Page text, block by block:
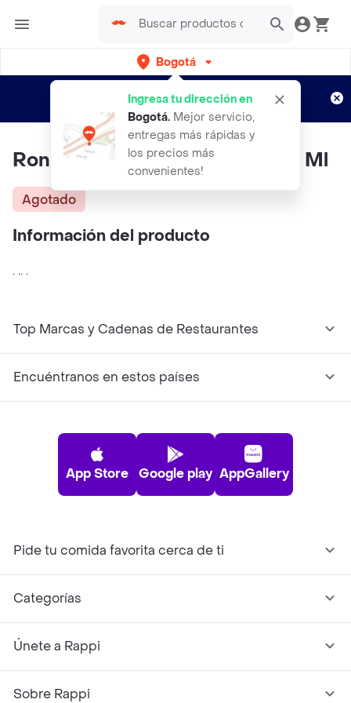
Bogotá
Ingresa tu dirección en
Bogotá. Mejor servicio,
entregas más rápidas y
los precios más
convenientes!
envíos gratis por semanas
Aplican TyC
Ron Viejo De Caldas Media 375 Ml
Agotado
Información del producto
. .. .
Top Marcas y Cadenas de Restaurantes
Encuéntranos en estos países
App Store Google play AppGallery
Pide tu comida favorita cerca de ti
Categorías
Únete a Rappi
Sobre Rappi